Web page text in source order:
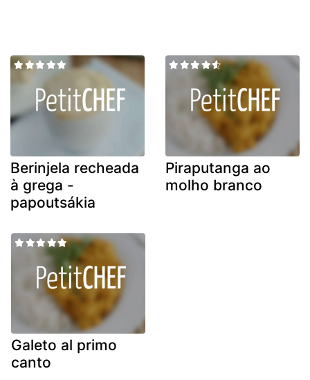
Berinjela recheada
à grega -
papoutsákia
Piraputanga ao
molho branco
Galeto al primo
canto